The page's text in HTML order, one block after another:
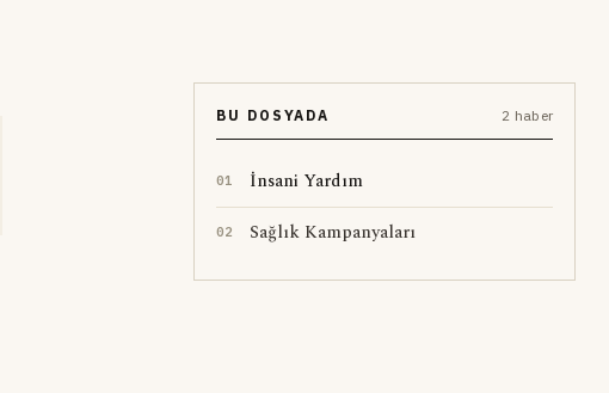
BU DOSYADA 2 haber
01 İnsani Yardım
02 Sağlık Kampanyaları